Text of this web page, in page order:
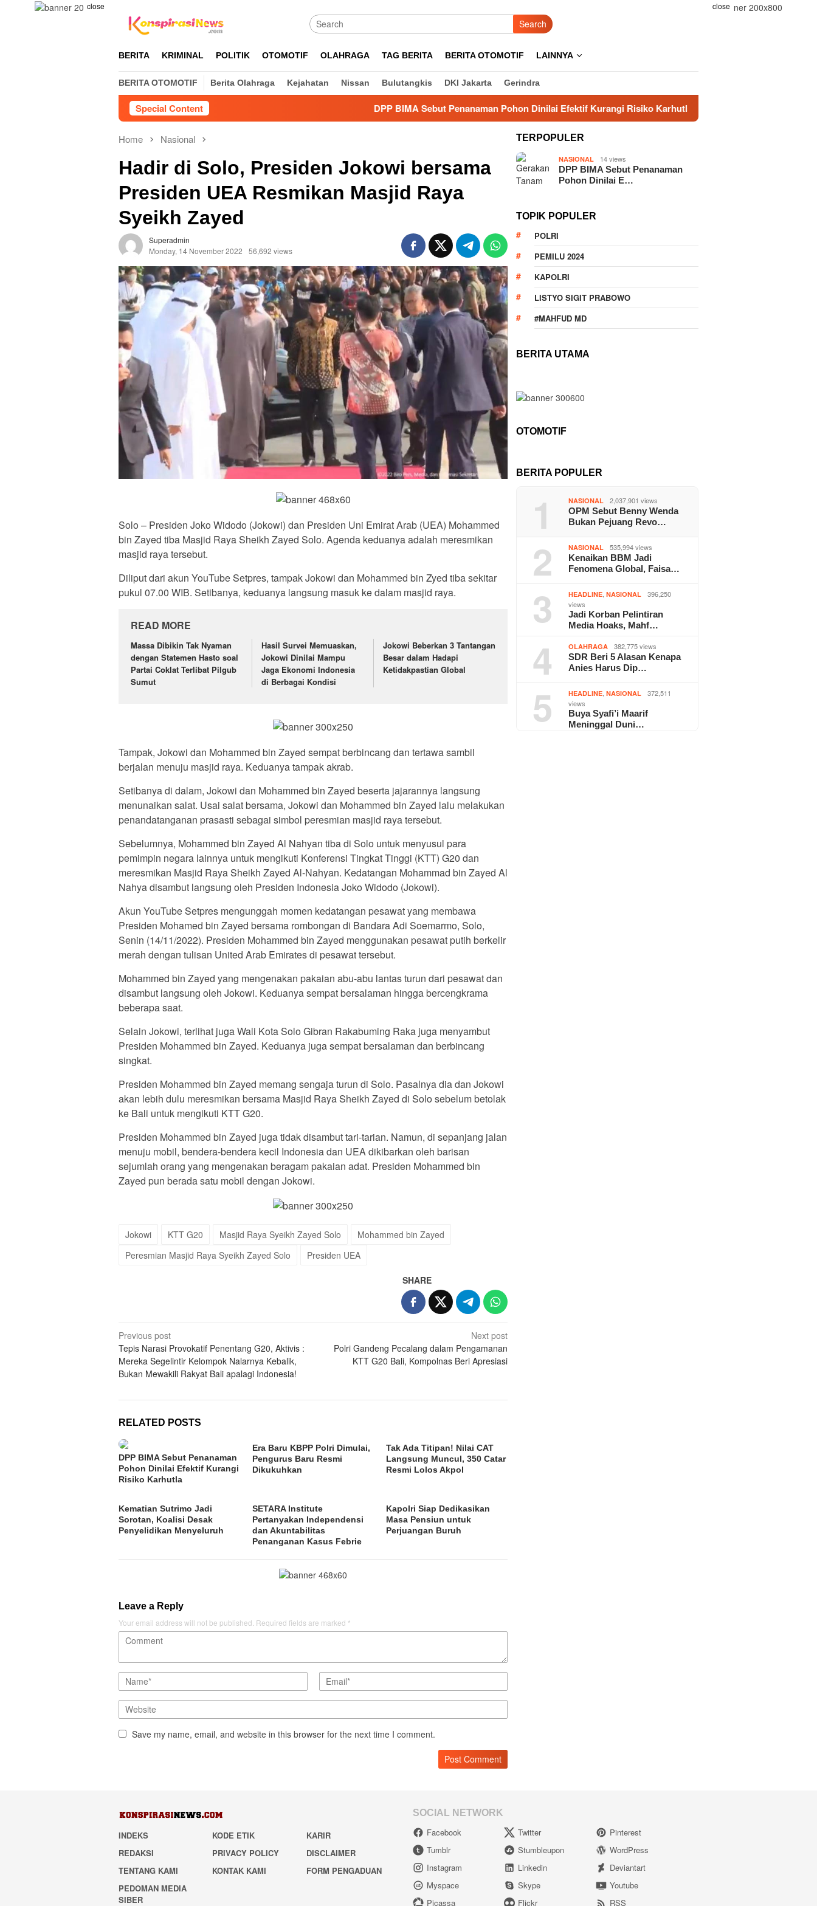
close close
Search
BERITA KRIMINAL POLITIK OTOMOTIF OLAHRAGA TAG BERITA BERITA OTOMOTIF LAINNYA
BERITA OTOMOTIF Berita Olahraga Kejahatan Nissan Bulutangkis DKI Jakarta Gerindra
Special Content DPP BIMA Sebut Penanaman Pohon Dinilai Efektif Kurangi Risiko Karhutla Era Baru KBPP Polri Dimulai,
Home Nasional
Hadir di Solo, Presiden Jokowi bersama
Presiden UEA Resmikan Masjid Raya
Syeikh Zayed
Superadmin
Monday, 14 November 2022
56,692 views
Solo – Presiden Joko Widodo (Jokowi) dan Presiden Uni Emirat Arab (UEA) Mohammed
bin Zayed tiba Masjid Raya Sheikh Zayed Solo. Agenda keduanya adalah meresmikan
masjid raya tersebut.
Diliput dari akun YouTube Setpres, tampak Jokowi dan Mohammed bin Zyed tiba sekitar
pukul 07.00 WIB. Setibanya, keduanya langsung masuk ke dalam masjid raya.
READ MORE
Massa Dibikin Tak Nyaman
dengan Statemen Hasto soal
Partai Coklat Terlibat Pilgub
Sumut
Hasil Survei Memuaskan,
Jokowi Dinilai Mampu
Jaga Ekonomi Indonesia
di Berbagai Kondisi
Jokowi Beberkan 3 Tantangan
Besar dalam Hadapi
Ketidakpastian Global
Tampak, Jokowi dan Mohammed bin Zayed sempat berbincang dan tertawa sambil
berjalan menuju masjid raya. Keduanya tampak akrab.
Setibanya di dalam, Jokowi dan Mohammed bin Zayed beserta jajarannya langsung
menunaikan salat. Usai salat bersama, Jokowi dan Mohammed bin Zayed lalu melakukan
penandatanganan prasasti sebagai simbol peresmian masjid raya tersebut.
Sebelumnya, Mohammed bin Zayed Al Nahyan tiba di Solo untuk menyusul para
pemimpin negara lainnya untuk mengikuti Konferensi Tingkat Tinggi (KTT) G20 dan
meresmikan Masjid Raya Sheikh Zayed Al-Nahyan. Kedatangan Mohammad bin Zayed Al
Nahya disambut langsung oleh Presiden Indonesia Joko Widodo (Jokowi).
Akun YouTube Setpres mengunggah momen kedatangan pesawat yang membawa
Presiden Mohamed bin Zayed bersama rombongan di Bandara Adi Soemarmo, Solo,
Senin (14/11/2022). Presiden Mohammed bin Zayed menggunakan pesawat putih berkelir
merah dengan tulisan United Arab Emirates di pesawat tersebut.
Mohammed bin Zayed yang mengenakan pakaian abu-abu lantas turun dari pesawat dan
disambut langsung oleh Jokowi. Keduanya sempat bersalaman hingga bercengkrama
beberapa saat.
Selain Jokowi, terlihat juga Wali Kota Solo Gibran Rakabuming Raka juga menyambut
Presiden Mohammed bin Zayed. Keduanya juga sempat bersalaman dan berbincang
singkat.
Presiden Mohammed bin Zayed memang sengaja turun di Solo. Pasalnya dia dan Jokowi
akan lebih dulu meresmikan bersama Masjid Raya Sheikh Zayed di Solo sebelum betolak
ke Bali untuk mengikuti KTT G20.
Presiden Mohammed bin Zayed juga tidak disambut tari-tarian. Namun, di sepanjang jalan
menuju mobil, bendera-bendera kecil Indonesia dan UEA dikibarkan oleh barisan
sejumlah orang yang mengenakan beragam pakaian adat. Presiden Mohammed bin
Zayed pun berada satu mobil dengan Jokowi.
Jokowi KTT G20 Masjid Raya Syeikh Zayed Solo
Mohammed bin Zayed
Peresmian Masjid Raya Syeikh Zayed Solo
Presiden UEA
SHARE
Post
navigation
Previous post
Tepis Narasi Provokatif Penentang G20, Aktivis :
Mereka Segelintir Kelompok Nalarnya Kebalik,
Bukan Mewakili Rakyat Bali apalagi Indonesia!
Next post
Polri Gandeng Pecalang dalam Pengamanan
KTT G20 Bali, Kompolnas Beri Apresiasi
RELATED POSTS
DPP BIMA Sebut Penanaman
Pohon Dinilai Efektif Kurangi
Risiko Karhutla
Era Baru KBPP Polri Dimulai,
Pengurus Baru Resmi
Dikukuhkan
Tak Ada Titipan! Nilai CAT
Langsung Muncul, 350 Catar
Resmi Lolos Akpol
Kematian Sutrimo Jadi
Sorotan, Koalisi Desak
Penyelidikan Menyeluruh
SETARA Institute
Pertanyakan Independensi
dan Akuntabilitas
Penanganan Kasus Febrie
Kapolri Siap Dedikasikan
Masa Pensiun untuk
Perjuangan Buruh
Leave a Reply
Your email address will not be published. Required fields are marked *
Save my name, email, and website in this browser for the next time I comment.
TERPOPULER
NASIONAL 14 views
DPP BIMA Sebut Penanaman
Pohon Dinilai E…
TOPIK POPULER
POLRI
PEMILU 2024
KAPOLRI
LISTYO SIGIT PRABOWO
#MAHFUD MD
BERITA UTAMA
OTOMOTIF
BERITA POPULER
1 NASIONAL 2,037,901 views
OPM Sebut Benny Wenda
Bukan Pejuang Revo…
2 NASIONAL 535,994 views
Kenaikan BBM Jadi
Fenomena Global, Faisa…
3 HEADLINE ,NASIONAL
396,250
views
Jadi Korban Pelintiran
Media Hoaks, Mahf…
4 OLAHRAGA 382,775 views
SDR Beri 5 Alasan Kenapa
Anies Harus Dip…
5 HEADLINE ,NASIONAL
372,511
views
Buya Syafi’i Maarif
Meninggal Duni…
INDEKS KODE ETIK
KARIR
REDAKSI
PRIVACY POLICY
DISCLAIMER
TENTANG KAMI
KONTAK KAMI
FORM PENGADUAN
PEDOMAN MEDIA
SIBER
SOCIAL NETWORK
Facebook Twitter
Pinterest
Tumblr
Stumbleupon
WordPress
Instagram
Linkedin
Deviantart
Myspace
Skype
Youtube
Picassa
Flickr RSS